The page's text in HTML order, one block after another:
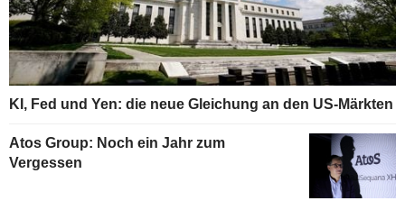
KI, Fed und Yen: die neue Gleichung an den US-Märkten
Atos Group: Noch ein Jahr zum
Vergessen